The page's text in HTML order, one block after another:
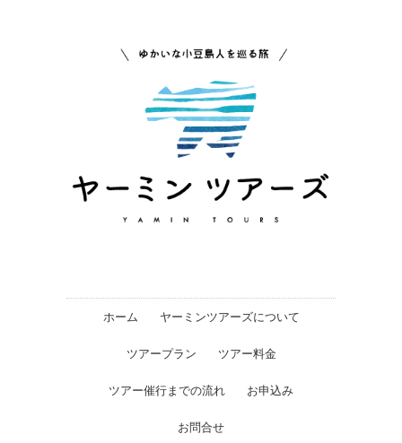
ホーム ヤーミンツアーズについて
ツアープラン ツアー料金
ツアー催行までの流れ お申込み
お問合せ